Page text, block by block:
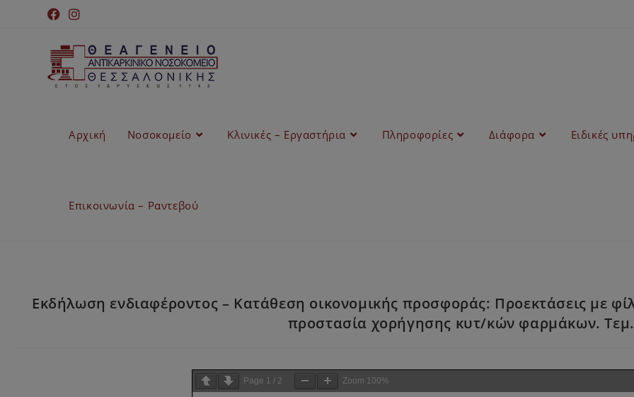
Αρχική Νοσοκομείο Κλινικές – Εργαστήρια Πληροφορίες Διάφορα Ειδικές
Επικοινωνία – Ραντεβού
Εκδήλωση ενδιαφέροντος – Κατάθεση οικονομικής προσφοράς: Προεκτάσεις με
προστασία χορήγησης κυτ/κών φαρμάκων.
Page 1 / 2 Zoom 100%